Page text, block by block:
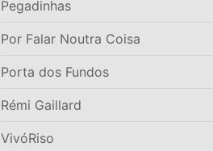
Pegadinhas
Por Falar Noutra Coisa
Porta dos Fundos
Rémi Gaillard
VivóRiso